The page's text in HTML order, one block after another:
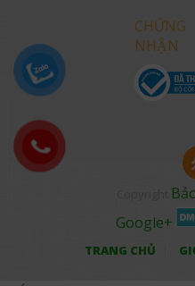
CHỨNG
NHẬN
Google+
TRANG CHỦ